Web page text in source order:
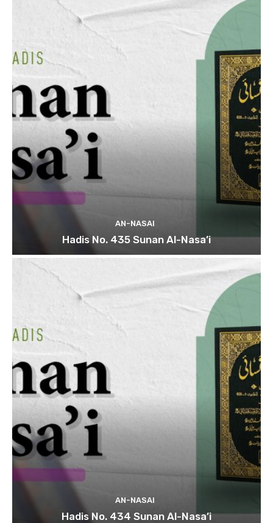
AN-NASAI
Hadis No. 435 Sunan Al-Nasa’i
AN-NASAI
Hadis No. 434 Sunan Al-Nasa’i